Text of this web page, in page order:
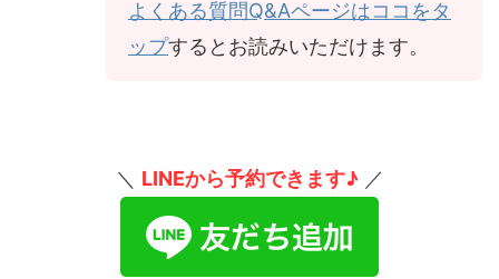
よくある質問Q&Aページはココをタ
ップするとお読みいただけます。
＼ LINEから予約できます♪／